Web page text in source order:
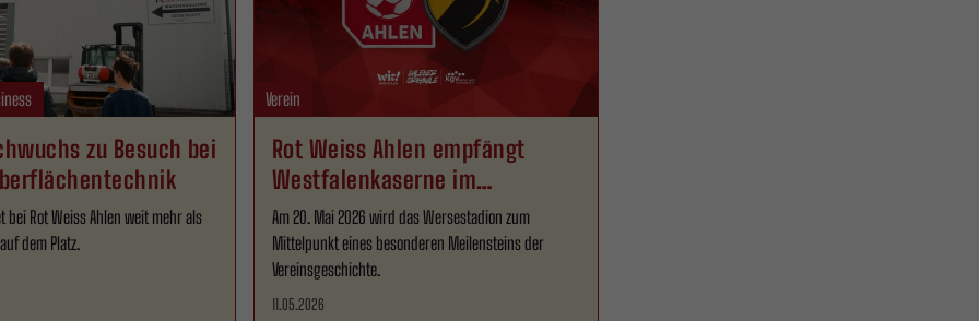
zu Besuch bei
bei Rot Weiss Ahlen weit mehr als
dem Platz.
Verein
Rot Weiss Ahlen empfängt
Westfalenkaserne im
Wersestadion
Am 20. Mai 2026 wird das Wersestadion zum
Mittelpunkt eines besonderen Meilensteins der
Vereinsgeschichte.
11.05.2026